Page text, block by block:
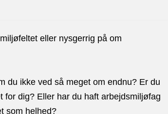
eller nysgerrig på om
du ikke ved så meget om endnu? Er du
dig? Eller har du haft arbejdsmiljøfag
som helhed?